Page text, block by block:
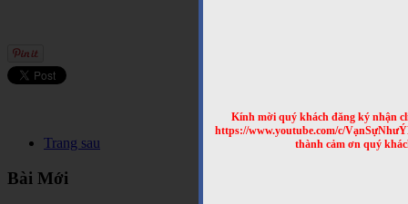
Kính mời quý khách đăng ký nhận
https://www.youtube.com/c/
thành cảm ơn quý
Trang sau
Bài Mới